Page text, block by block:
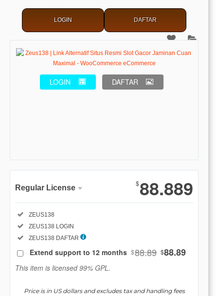
LOGIN DAFTAR
LOGIN DAFTAR
Show More
Regular License
Regular
License
SELECTED
$ 88
Use, by
you or
one
$88.889
Included:
ZEUS138
Included:
ZEUS138 LOGIN
Included:
ZEUS138 DAFTAR
Extend support to 12 months $88.89 $88.89
This item is licensed 99% GPL.
Price is in US dollars and excludes tax and handling fees